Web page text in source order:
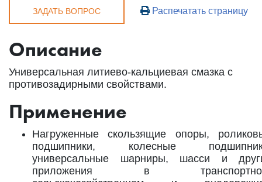
ЗАДАТЬ ВОПРОС Распечатать страницу
Описание
Универсальная литиево-кальциевая смазка с
противозадирными свойствами.
Применение
Нагруженные скользящие опоры,
подшипники, колесные
универсальные шарниры, шасси и
приложения в